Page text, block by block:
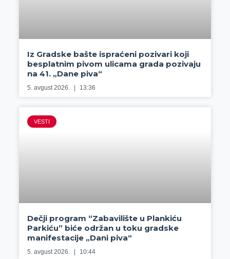
Iz Gradske bašte ispraćeni pozivari koji
besplatnim pivom ulicama grada pozivaju
na 41. „Dane piva“
5. avgust 2026. 13:36
VESTI
Dečji program “Zabavilište u Plankiću
Parkiću” biće održan u toku gradske
manifestacije „Dani piva“
5. avgust 2026. 10:44